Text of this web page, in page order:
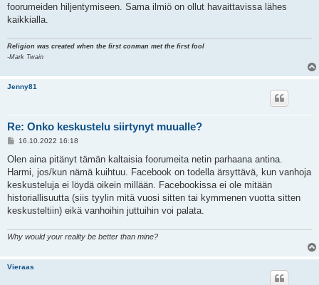
t
i
foorumeiden hiljentymiseen. Sama ilmiö on ollut havaittavissa lähes
kaikkialla.
Religion was created when the first conman met the first fool
-Mark Twain
Jenny81
Re: Onko keskustelu siirtynyt muualle?
V
e
t
i
16.10.2022 16:18
Olen aina pitänyt tämän kaltaisia foorumeita netin parhaana antina.
Harmi, jos/kun nämä kuihtuu. Facebook on todella ärsyttävä, kun vanhoja
keskusteluja ei löydä oikein millään. Facebookissa ei ole mitään
historiallisuutta (siis tyylin mitä vuosi sitten tai kymmenen vuotta sitten
keskusteltiin) eikä vanhoihin juttuihin voi palata.
Why would your reality be better than mine?
Vieraas